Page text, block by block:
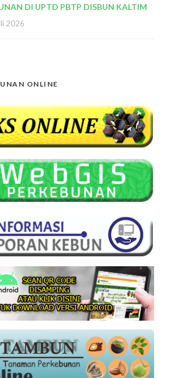
DI UPTD PBTP DISBUN KALTIM
2026
ONLINE